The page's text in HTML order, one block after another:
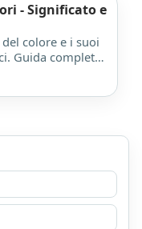
- Significato e
colore e i suoi
Guida completa